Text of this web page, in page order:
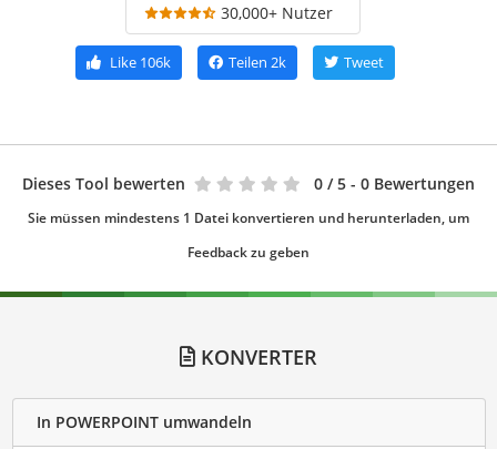
30,000+ Nutzer
Like 106k Teilen 2k Tweet
Dieses Tool bewerten 0 / 5 - 0 Bewertungen
Sie müssen mindestens 1 Datei konvertieren und herunterladen, um
Feedback zu geben
KONVERTER
In POWERPOINT umwandeln